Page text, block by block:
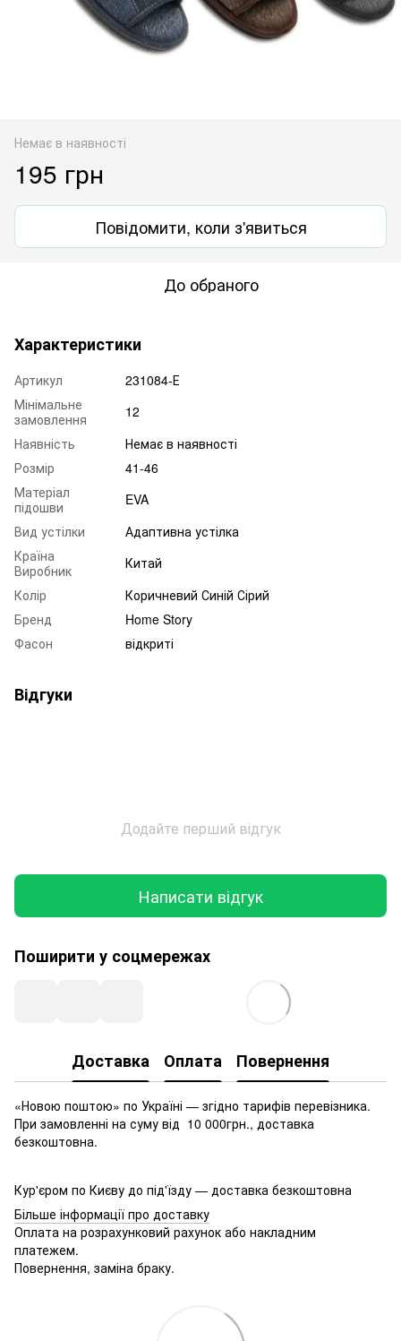
Немає в наявності
195 грн
Повідомити, коли з'явиться
До обраного
Характеристики
Артикул
231084-Е
Мінімальне
замовлення
12
Наявність
Немає в наявності
Розмір
41-46
Матеріал
підошви
EVA
Вид устілки
Адаптивна устілка
Країна
Виробник
Китай
Колір
Коричневий Синій Сірий
Бренд
Home Story
Фасон
відкриті
Відгуки
Додайте перший відгук
Написати відгук
Поширити у соцмережах
Доставка Оплата Повернення
«Новою поштою» по Україні — згідно тарифів перевізника.
При замовленні на суму від 10 000грн., доставка
безкоштовна.
Кур'єром по Києву до під'їзду — доставка безкоштовна
Більше інформації про доставку
Оплата на розрахунковий рахунок або накладним
платежем.
Повернення, заміна браку.